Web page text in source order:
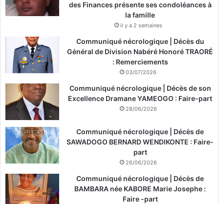
des Finances présente ses condoléances à
la famille
il y a 2 semaines
Communiqué nécrologique | Décès du
Général de Division Nabéré Honoré TRAORÉ
: Remerciements
03/07/2026
Communiqué nécrologique | Décès de son
Excellence Dramane YAMEOGO : Faire-part
28/06/2026
Communiqué nécrologique | Décès de
SAWADOGO BERNARD WENDIKONTE : Faire-
part
26/06/2026
Communiqué nécrologique | Décès de
BAMBARA née KABORE Marie Josephe :
Faire -part